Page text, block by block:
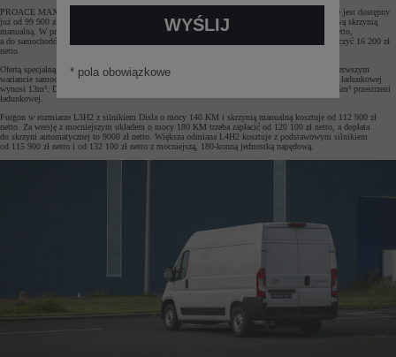
PROACE MAX w konfiguracji podwozie z pojedynczą kabiną (L3) i wersji wyposażenia Active jest dostępny
już od 99 900 zł netto. Samochód napędza silnik Diesla o mocy 140 KM sparowany z 6-biegową skrzynią
manualną. W przypadku dłuższego nadwozia L4 z pojedynczą kabiną dopłata wynosi 1000 zł netto,
a do samochodów 8-biegową przekładnią automatyczną i silnikiem o mocy 180 KM trzeba doliczyć 16 200 zł
netto.
Ofertą specjalną objęto również furgony w wersji Active w rozmiarach L3H2 i L4H2. W tym pierwszym
wariancie samochód mierzy 5988 mm długości i 2524 mm wysokości, a pojemność przestrzeni ładunkowej
wynosi 13m³. Dłuższa odmiana L4H2 ma 6363 mm długości, 2525 mm wysokości i oferuje 15m³ przestrzeni
ładunkowej.
Furgon w rozmiarze L3H2 z silnikiem Disla o mocy 140 KM i skrzynią manualną kosztuje od 112 900 zł
netto. Za wersję z mocniejszym układem o mocy 180 KM trzeba zapłacić od 120 100 zł netto, a dopłata
do skrzyni automatycznej to 9000 zł netto. Większa odmiana L4H2 kosztuje z podstawowym silnikiem
od 115 900 zł netto i od 132 100 zł netto z mocniejszą, 180-konną jednostką napędową.